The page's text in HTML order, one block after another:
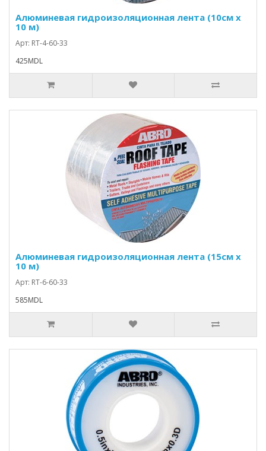
Алюминевая гидроизоляционная лента (10см х
10 м)
Арт: RT-4-60-33
425MDL
Алюминевая гидроизоляционная лента (15см х
10 м)
Арт: RT-6-60-33
585MDL